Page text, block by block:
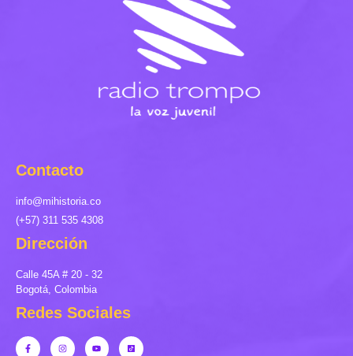
Contacto
info@mihistoria.co
(+57) 311 535 4308
Dirección
Calle 45A # 20 - 32
Bogotá, Colombia
Redes Sociales